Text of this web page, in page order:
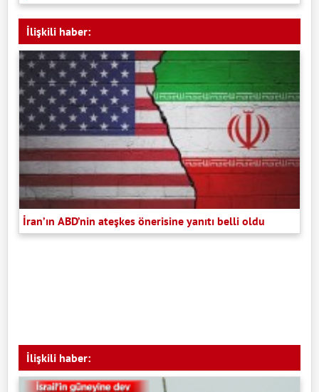
İlişkili haber:
İran’ın ABD’nin ateşkes önerisine yanıtı belli oldu
İlişkili haber: